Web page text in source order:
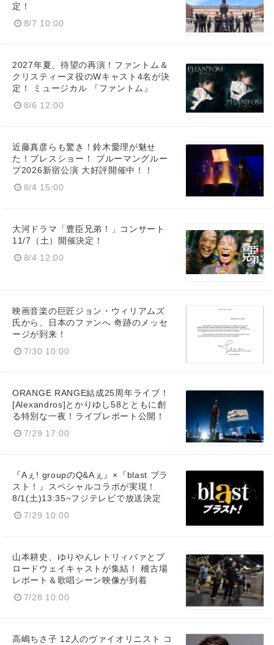
定！
8/7 10:00
2027年夏、待望の再演！ファントム＆
クリスティーヌ役のWキャスト4名が決
定！ ミュージカル 『ファントム』
8/6 12:00
近藤真彦らも驚き！鈴木愛理が魅せ
た！プレスショー！ ブルーマングルー
プ2026新宿公演 大好評開催中！！
8/4 15:00
大河ドラマ「豊臣兄弟！」コンサート
11/7（土）開催決定！
8/4 12:00
映画音楽の巨匠ジョン・ウィリアムズ
氏から、日本のファンへ 奇跡のメッセ
ージが到来！
7/30 10:00
ORANGE RANGE結成25周年ライブ！
[Alexandros]とかりゆし58とともに創
る特別な一夜！ライブレポート公開！
7/29 17:00
『Aぇ! groupのQ&Aぇ』×『blast ブラ
スト！』スペシャルコラボが実現！
8/1(土)13:35~フジテレビで放送決定
7/29 10:00
山本耕史、ゆりやんレトリィバァとブ
ロードウェイキャストが集結！ 稽古場
レポート＆歌唱シーン映像が到着
7/28 10:00
高嶋ちさ子 12人のヴァイオリニスト コ